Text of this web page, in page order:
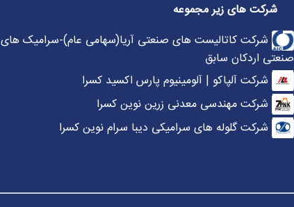
شرکت های زیر مجموعه
شرکت کاتالیست های صنعتی آریا(سهامی عام)-سرامیک های
صنعتی اردکان سابق
شرکت آلپاکو | آلومینیوم پارس اکسید کسرا
شرکت مهندسی معدنی زرین نوین کسرا
شرکت گلوله های سرامیکی دیبا سرام نوین کسرا